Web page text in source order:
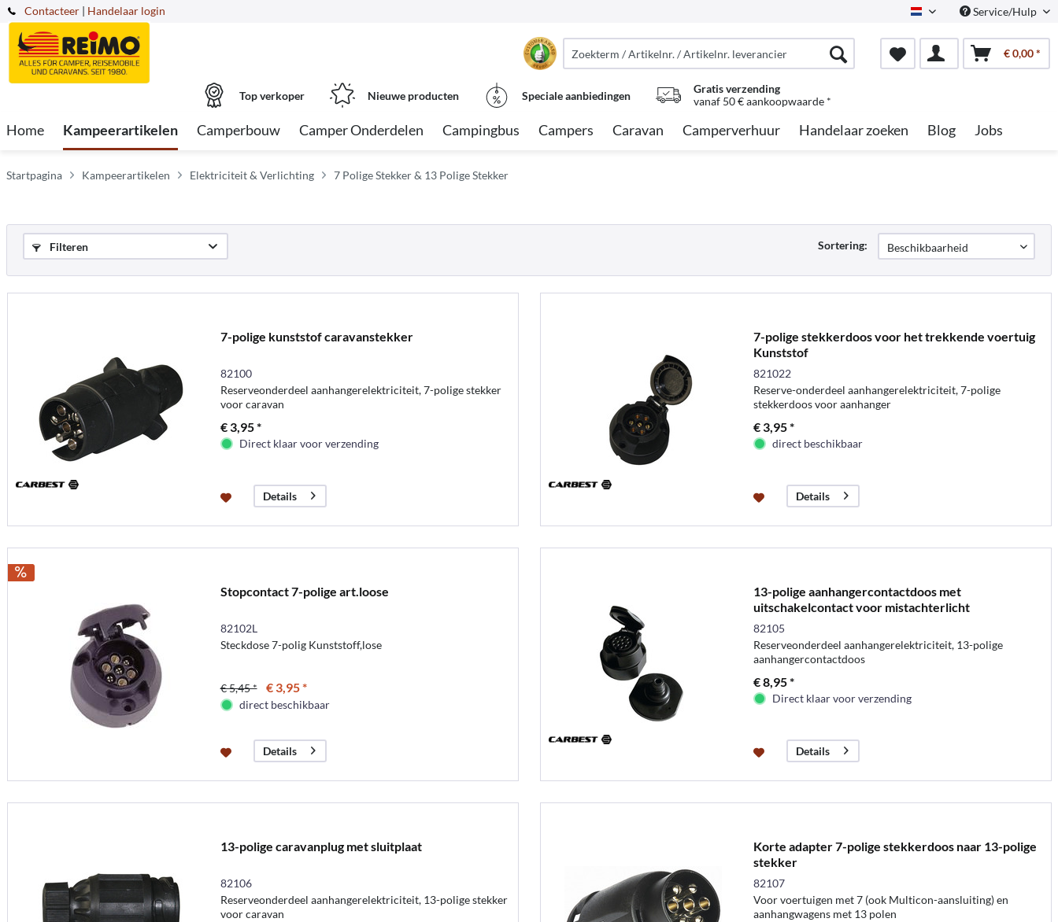
Contacteer Dutch Service/Hulp
| Handelaar login
€ 0,00 *
Top verkoper Nieuwe producten Speciale aanbiedingen
Gratis verzending
vanaf 50 € aankoopwaarde *
Home Kampeerartikelen Camperbouw Camper Onderdelen Campingbus Campers Caravan Camperverhuur Handelaar zoeken Blog Jobs
Startpagina Kampeerartikelen Elektriciteit & Verlichting 7 Polige Stekker & 13 Polige Stekker
Filteren Sortering:
7-polige kunststof caravanstekker
82100
Reserveonderdeel aanhangerelektriciteit, 7-polige stekker
voor caravan
€ 3,95 *
Direct klaar voor verzending
Details
7-polige stekkerdoos voor het trekkende voertuig
Kunststof
821022
Reserve-onderdeel aanhangerelektriciteit, 7-polige
stekkerdoos voor aanhanger
€ 3,95 *
direct beschikbaar
Details
Stopcontact 7-polige art.loose
82102L
Steckdose 7-polig Kunststoff,lose
€ 5,45 * € 3,95 *
direct beschikbaar
Details
13-polige aanhangercontactdoos met
uitschakelcontact voor mistachterlicht
82105
Reserveonderdeel aanhangerelektriciteit, 13-polige
aanhangercontactdoos
€ 8,95 *
Direct klaar voor verzending
Details
13-polige caravanplug met sluitplaat
82106
Reserveonderdeel aanhangerelektriciteit, 13-polige stekker
voor caravan
Korte adapter 7-polige stekkerdoos naar 13-polige
stekker
82107
Voor voertuigen met 7 (ook Multicon-aansluiting) en
aanhangwagens met 13 polen